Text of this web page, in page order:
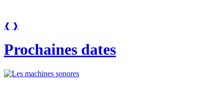
❰ ❱
Prochaines dates